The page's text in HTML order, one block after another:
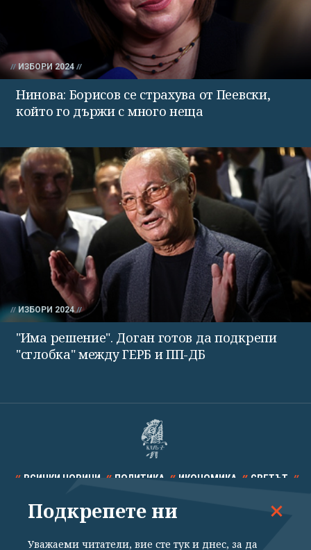
ИЗБОРИ 2024
Нинова: Борисов се страхува от Пеевски,
който го държи с много неща
ИЗБОРИ 2024
"Има решение". Доган готов да подкрепи
"сглобка" между ГЕРБ и ПП-ДБ
ВСИЧКИ НОВИНИ ПОЛИТИКА ИКОНОМИКА СВЕТЪТ
СПОРТ КУЛТУРА ТЕХНОЛОГИИ КАЛЕЙДОСКОП
Подкрепете ни
Уважаеми читатели, вие сте тук и днес, за да